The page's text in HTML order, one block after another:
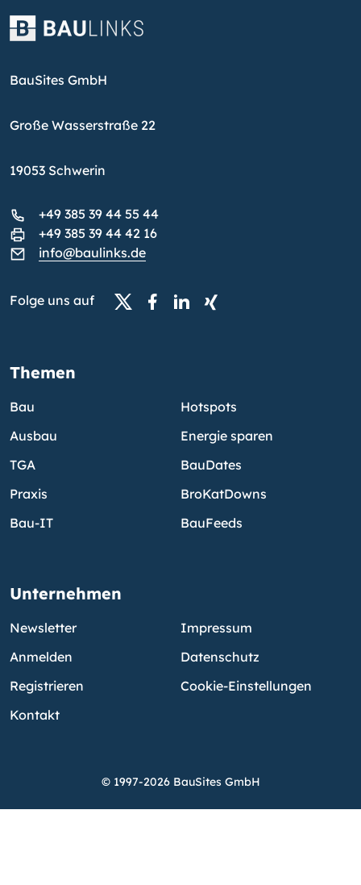
BauSites GmbH
Große Wasserstraße 22
19053 Schwerin
+49 385 39 44 55 44
+49 385 39 44 42 16
info@baulinks.de
Folge uns auf
Themen
Bau
Ausbau
TGA
Praxis
Bau-IT
Hotspots
Energie sparen
BauDates
BroKatDowns
BauFeeds
Unternehmen
Newsletter
Anmelden
Registrieren
Kontakt
Impressum
Datenschutz
Cookie-Einstellungen
© 1997-2026 BauSites GmbH